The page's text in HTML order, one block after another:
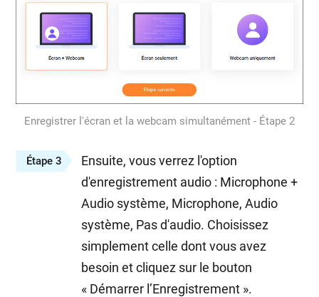
Enregistrer l'écran et la webcam simultanément - Étape 2
Étape 3
Ensuite, vous verrez l'option
d'enregistrement audio : Microphone +
Audio système, Microphone, Audio
système, Pas d'audio. Choisissez
simplement celle dont vous avez
besoin et cliquez sur le bouton
« Démarrer l’Enregistrement ».